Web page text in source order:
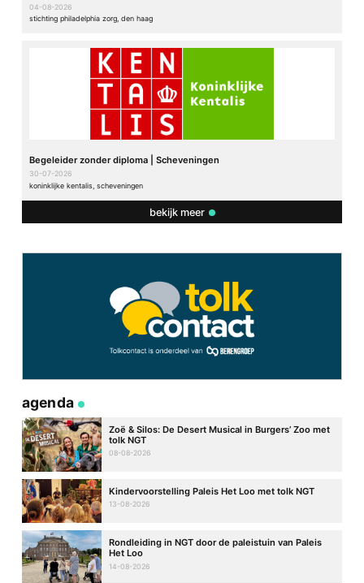
04-08-2026
stichting philadelphia zorg, den haag
Begeleider zonder diploma | Scheveningen
30-07-2026
koninklijke kentalis, scheveningen
bekijk meer
agenda
Zoë & Silos: De Desert Musical in Burgers’ Zoo met
tolk NGT
08-08-2026
Kindervoorstelling Paleis Het Loo met tolk NGT
13-08-2026
Rondleiding in NGT door de paleistuin van Paleis
Het Loo
14-08-2026